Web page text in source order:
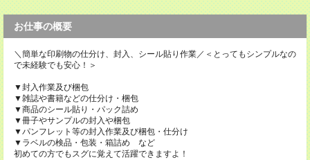
お仕事の概要
＼簡単な印刷物の仕分け、封入、シール貼り作業／＜とってもシンプルなの
で未経験でも安心！＞
▼封入作業及び梱包
▼雑誌や書籍などの仕分け・梱包
▼商品のシール貼り・パック詰め
▼冊子やサンプルの封入や梱包
▼パンフレット等の封入作業及び梱包・仕分け
▼ラベルの検品・包装・箱詰め など
初めての方でもスグに覚えて活躍できますよ！